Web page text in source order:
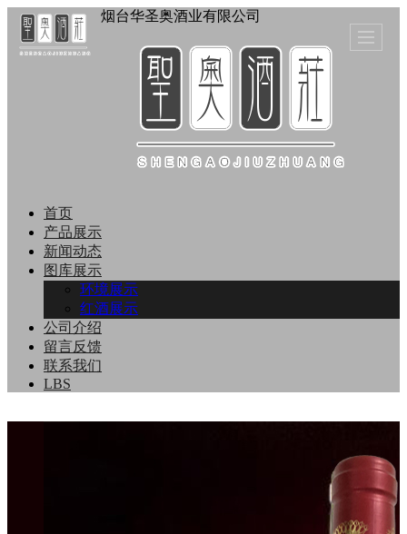
烟台华圣奥酒业有限公司
首页
产品展示
新闻动态
图库展示
环境展示
红酒展示
公司介绍
留言反馈
联系我们
LBS